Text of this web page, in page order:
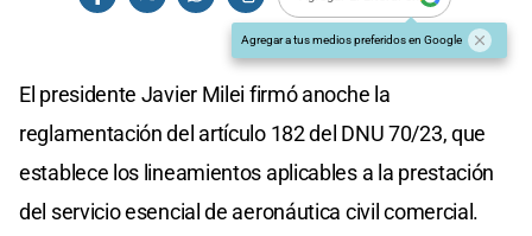
Agregar a tus medios preferidos en Google
El presidente Javier Milei firmó anoche la
reglamentación del artículo 182 del DNU 70/23, que
establece los lineamientos aplicables a la prestación
del servicio esencial de aeronáutica civil comercial.